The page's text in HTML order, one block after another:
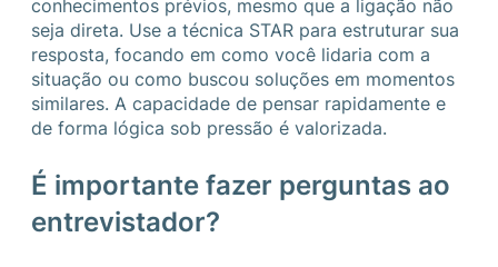
conhecimentos prévios, mesmo que a ligação não
seja direta. Use a técnica STAR para estruturar sua
resposta, focando em como você lidaria com a
situação ou como buscou soluções em momentos
similares. A capacidade de pensar rapidamente e
de forma lógica sob pressão é valorizada.
É importante fazer perguntas ao
entrevistador?